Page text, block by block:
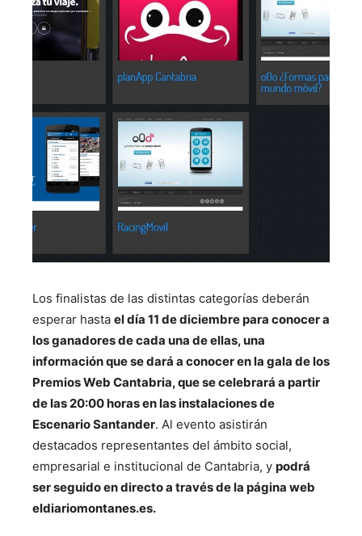
Los finalistas de las distintas categorías deberán
esperar hasta el día 11 de diciembre para conocer a
los ganadores de cada una de ellas, una
información que se dará a conocer en la gala de los
Premios Web Cantabria, que se celebrará a partir
de las 20:00 horas en las instalaciones de
Escenario Santander. Al evento asistirán
destacados representantes del ámbito social,
empresarial e institucional de Cantabria, y podrá
ser seguido en directo a través de la página web
eldiariomontanes.es.